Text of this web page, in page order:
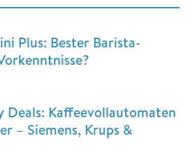
Plus: Bester Barista-
Deals: Kaffeevollautomaten
– Siemens, Krups &